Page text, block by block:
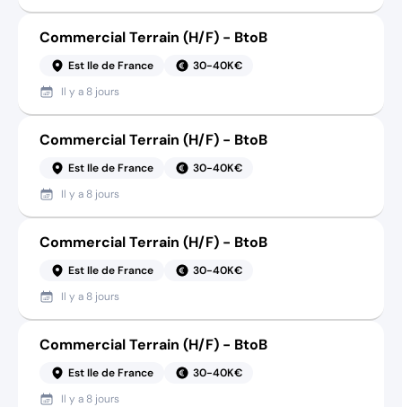
Commercial Terrain (H/F) - BtoB
Est Ile de France
30-40K€
Il y a 8 jours
Commercial Terrain (H/F) - BtoB
Est Ile de France
30-40K€
Il y a 8 jours
Commercial Terrain (H/F) - BtoB
Est Ile de France
30-40K€
Il y a 8 jours
Commercial Terrain (H/F) - BtoB
Est Ile de France
30-40K€
Il y a 8 jours